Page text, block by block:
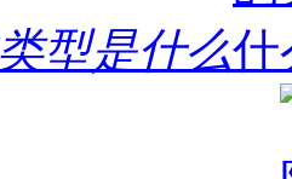
型是什么